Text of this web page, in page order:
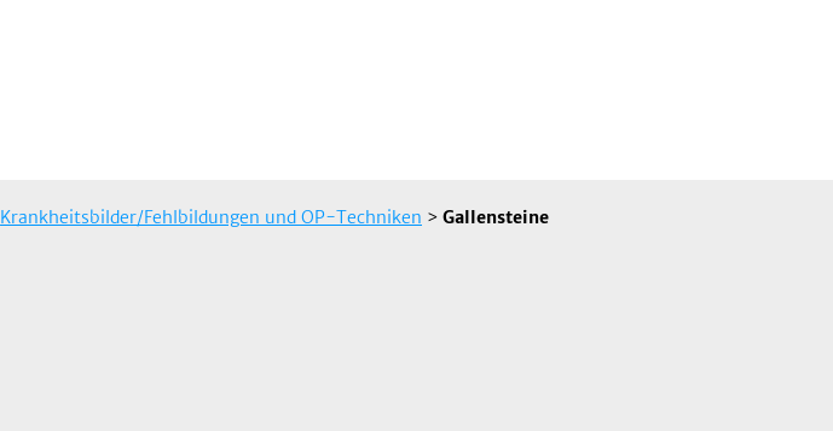
Krankheitsbilder/Fehlbildungen und OP-Techniken > Gallensteine